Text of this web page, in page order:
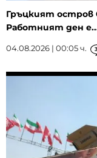
Гръцкият остров
Работният ден
04.08.2026 | 00:05 ч.